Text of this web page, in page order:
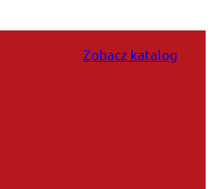
Zobacz katalog